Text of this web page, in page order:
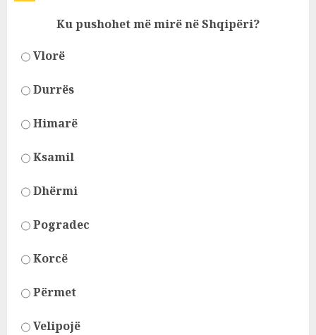
Ku pushohet më mirë në Shqipëri?
Vlorë
Durrës
Himarë
Ksamil
Dhërmi
Pogradec
Korcë
Përmet
Velipojë